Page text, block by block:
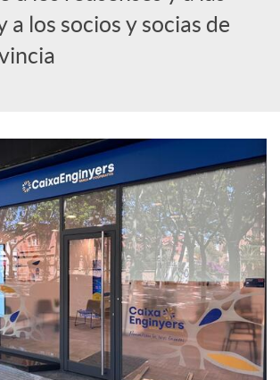
a los socios y socias de